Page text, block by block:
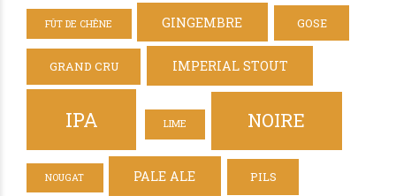
FÛT DE CHÊNE GINGEMBRE GOSE
GRAND CRU IMPERIAL STOUT
IPA LIME NOIRE
NOUGAT PALE ALE PILS